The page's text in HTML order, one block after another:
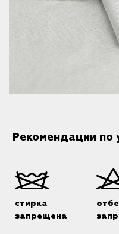
Рекомендации по
стирка
запрещена